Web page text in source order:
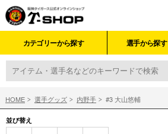
カテゴリーから探す 選手から探す
HOME 選手グッズ 内野手 #3 大山悠輔
並び替え